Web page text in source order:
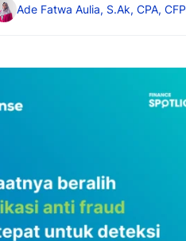
Ade Fatwa Aulia, S.Ak, CPA, CFP